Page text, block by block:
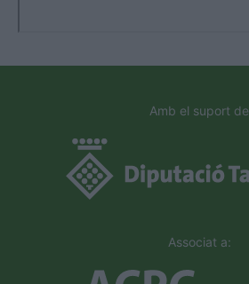
Amb el suport de
Associat a: